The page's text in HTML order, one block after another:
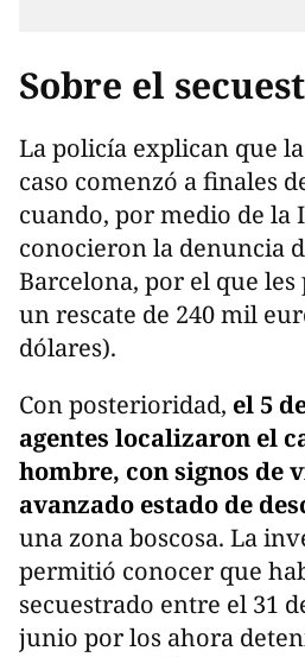
Sobre el
La policía explican que
caso comenzó a finales
cuando, por medio de la
conocieron la denuncia
Barcelona, por el que les
un rescate de 240 mil
dólares).
Con posterioridad, el 5
agentes localizaron el
hombre, con signos de
avanzado estado de
una zona boscosa. La
permitió conocer que
secuestrado entre el 31
junio por los ahora